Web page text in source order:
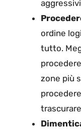
ordine
tutto.
zone più